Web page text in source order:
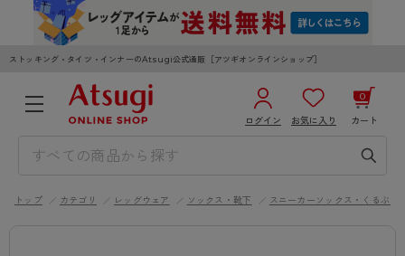
ストッキング・タイツ・インナーのAtsugi公式通販［アツギオンラインショップ］
ログイン お気に入り カート
0
3,980円以上のご購入で送料無料
トップ カテゴリ レッグウェア ソックス・靴下 スニーカーソックス・くるぶし